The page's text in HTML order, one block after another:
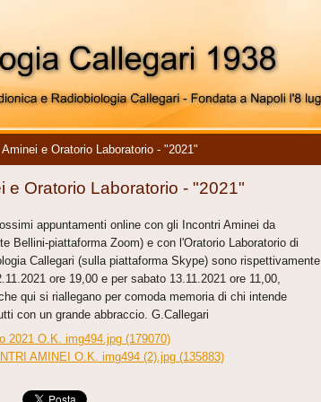
Aminei e Oratorio Laboratorio - "2021"
e Oratorio Laboratorio - "2021"
appuntamenti online con gli Incontri Aminei da
Bellini-piattaforma Zoom) e con l'Oratorio Laboratorio di
Callegari (sulla piattaforma Skype) sono rispettivamente
ore 19,00 e per sabato 13.11.2021 ore 11,00,
qui si riallegano per comoda memoria di chi intende
con un grande abbraccio. G.Callegari
2021 O.K. img494.jpg (179070)
AMINEI O.K. img494 (2).jpg (135883)